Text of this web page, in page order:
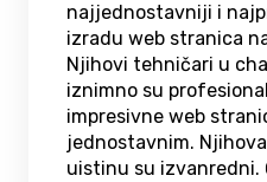
najjednostavniji i
izradu web stranica
Njihovi tehničari u
iznimno su
impresivne web
jednostavnim.
uistinu su izvanredni.